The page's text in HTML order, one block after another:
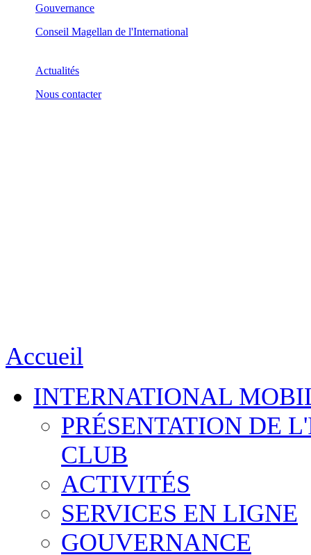
Gouvernance
Conseil Magellan de l'International
Actualités
Nous contacter
Accueil
INTERNATIONAL
PRÉSENTATION DE
CLUB
ACTIVITÉS
SERVICES EN LIGNE
GOUVERNANCE